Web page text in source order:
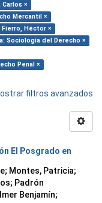
Carlos ×
Mercantil ×
Fierro, Héctor ×
Sociología del Derecho ×
Penal ×
filtros avanzados
El Posgrado en
; Montes, Patricia;
; Padrón
Benjamín;